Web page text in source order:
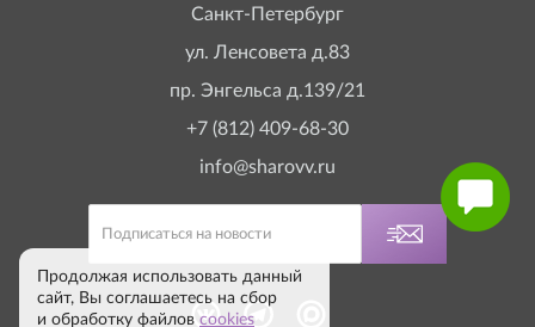
Санкт-Петербург
ул. Ленсовета д.83
пр. Энгельса д.139/21
+7 (812) 409-68-30
info@sharovv.ru
Продолжая использовать данный
сайт, Вы соглашаетесь на сбор
и обработку файлов cookies